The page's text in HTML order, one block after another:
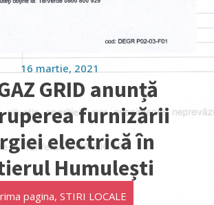
16 martie, 2021
GRID anunță
furnizării
electrică în
Humulești
pagina, STIRI LOCALE